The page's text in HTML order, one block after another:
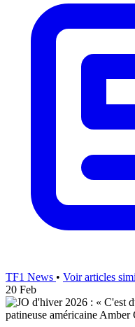
TF1 News • Voir articles
20 Feb